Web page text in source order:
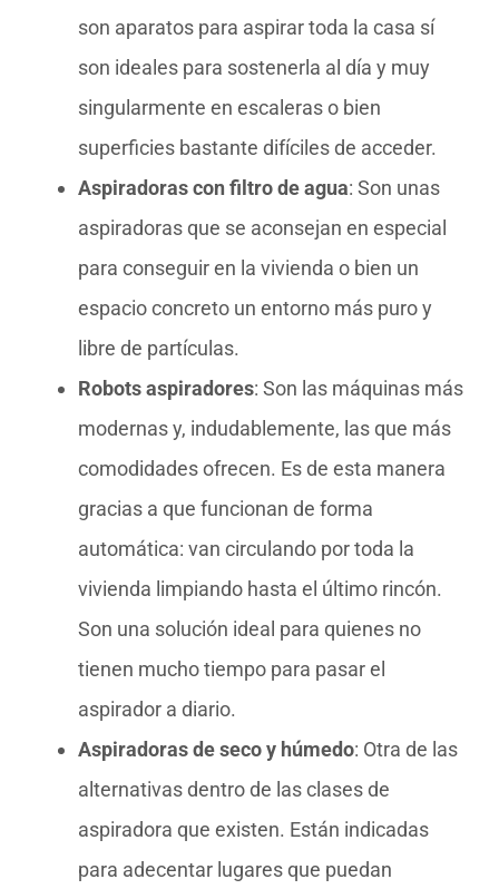
son aparatos para aspirar toda la casa sí
son ideales para sostenerla al día y muy
singularmente en escaleras o bien
superficies bastante difíciles de acceder.
Aspiradoras con filtro de agua: Son unas
aspiradoras que se aconsejan en especial
para conseguir en la vivienda o bien un
espacio concreto un entorno más puro y
libre de partículas.
Robots aspiradores: Son las máquinas más
modernas y, indudablemente, las que más
comodidades ofrecen. Es de esta manera
gracias a que funcionan de forma
automática: van circulando por toda la
vivienda limpiando hasta el último rincón.
Son una solución ideal para quienes no
tienen mucho tiempo para pasar el
aspirador a diario.
Aspiradoras de seco y húmedo: Otra de las
alternativas dentro de las clases de
aspiradora que existen. Están indicadas
para adecentar lugares que puedan